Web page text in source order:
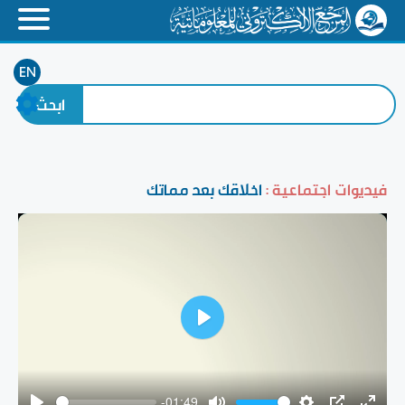
EN
فيديوات اجتماعية :اخلاقك بعد مماتك
-01:49
Play